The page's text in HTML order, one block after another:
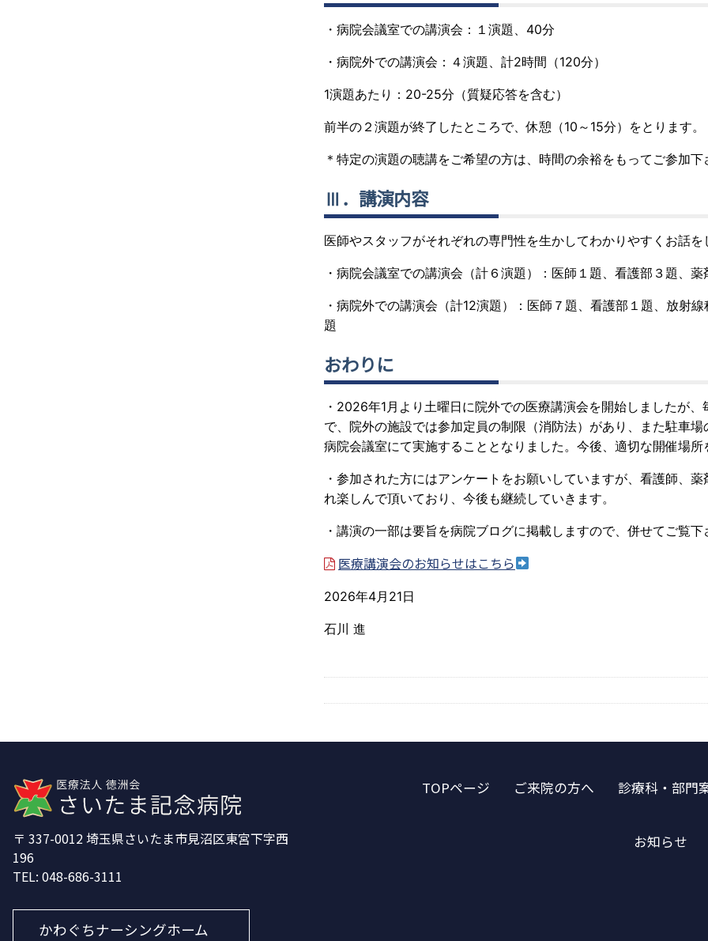
・病院会議室での講演会：１演題、40分
・病院外での講演会：４演題、計2時間（120分）
1演題あたり：20-25分（質疑応答を含む）
前半の２演題が終了したところで、休憩（10～15分）をとります。
＊特定の演題の聴講をご希望の方は、時間の余裕をもってご参加下
Ⅲ．講演内容
医師やスタッフがそれぞれの専門性を生かしてわかりやすくお話を
・病院会議室での講演会（計６演題）： 医師１題、看護部３題
・病院外での講演会（計12演題）： 医師７題、看護部１題、放射
題
おわりに
・2026年1月より土曜日に院外での医療講演会を開始しましたが
で、院外の施設では参加定員の制限（消防法）があり、また駐車
病院会議室にて実施することとなりました。今後、適切な開催場
・参加された方にはアンケートをお願いしていますが、看護師、
れ楽しんで頂いており、今後も継続していきます。
・講演の一部は要旨を病院ブログに掲載しますので、併せてご覧下
医療講演会のお知らせはこちら
2026年4月21日
石川 進
337-0012埼玉県さいたま市見沼区東宮下字西
196
048-686-3111
かわぐちナーシングホーム
TOPページ ご来院の方へ 診療科・部門
お知らせ